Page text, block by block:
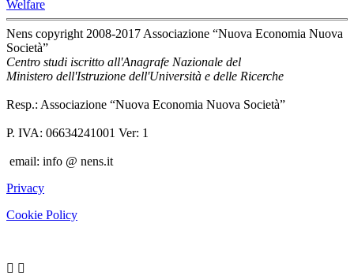
Welfare
Nens copyright 2008-2017 Associazione “Nuova Economia Nuova
Società”
Centro studi iscritto all'Anagrafe Nazionale del
Ministero dell'Istruzione dell'Università e delle Ricerche
Resp.: Associazione “Nuova Economia Nuova Società”
P. IVA: 06634241001 Ver: 1
email: info @ nens.it
Privacy
Cookie Policy